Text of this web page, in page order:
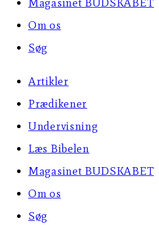
Om os
Søg
Artikler
Prædikener
Undervisning
Læs Bibelen
Magasinet BUDSKABET
Om os
Søg